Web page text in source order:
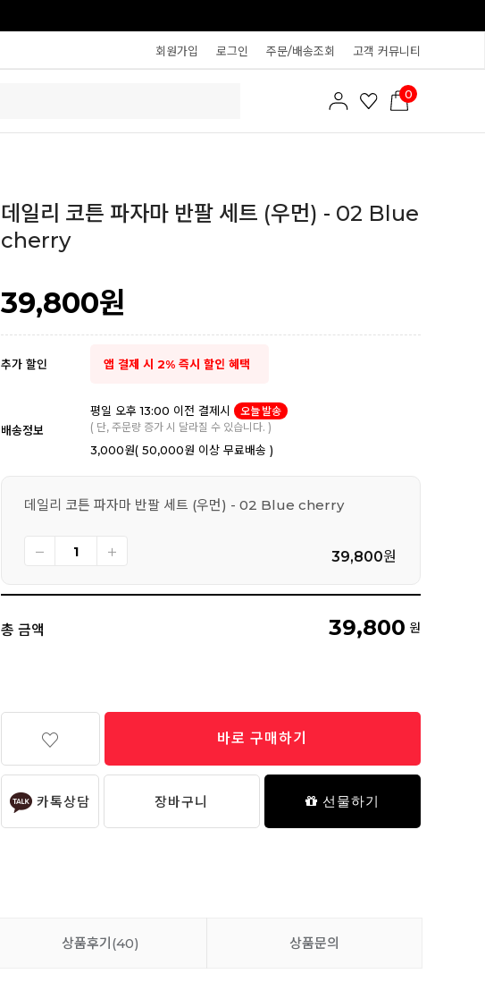
회원가입 로그인 주문/배송조회 고객 커뮤니티
0
데일리 코튼 파자마 반팔 세트 (우먼) - 02 Blue
cherry
39,800원
추가 할인 앱 결제 시 2% 즉시 할인 혜택
배송정보
평일 오후 13:00 이전 결제시
오늘 발송
( 단, 주문량 증가 시 달라질 수 있습니다. )
3,000원( 50,000원 이상 무료배송 )
데일리 코튼 파자마 반팔 세트 (우먼) - 02 Blue cherry
39,800원
총 금액 39,800 원
바로 구매하기
카톡상담 장바구니 선물하기
상품후기(40) 상품문의